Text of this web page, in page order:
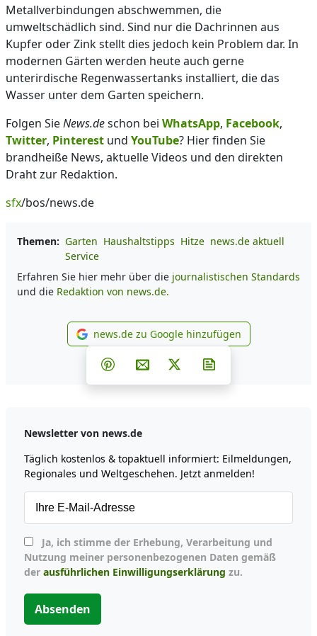
Metallverbindungen abschwemmen, die
umweltschädlich sind. Sind nur die Dachrinnen aus
Kupfer oder Zink stellt dies jedoch kein Problem dar. In
modernen Gärten werden heute auch gerne
unterirdische Regenwassertanks installiert, die das
Wasser unter dem Garten speichern.
Folgen SieNews.deschon bei WhatsApp, Facebook,
Twitter, Pinterest und YouTube? Hier finden Sie
brandheiße News, aktuelle Videos und den direkten
Draht zur Redaktion.
sfx/bos/news.de
Themen: Garten Haushaltstipps Hitze news.de aktuell
Service
Erfahren Sie hier mehr über die journalistischen Standards
und die Redaktion von news.de.
news.de zu Google
news.de zu Google hinzufügen
Teilen auf Facebook
Teilen auf Whatsapp
Teilen auf Telegram
Teilen auf Pinterest
Per E-Mail teilen
Post auf X
Newsletter von news.de
Täglich kostenlos & topaktuell informiert: Eilmeldungen,
Regionales und Weltgeschehen. Jetzt anmelden!
Nutzung meiner personenbezogenen Daten gemäß
der ausführlichen Einwilligungserklärung zu.
Absenden